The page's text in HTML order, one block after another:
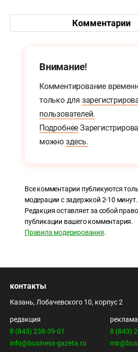
Комментарии
Внимание!
Комментирование
только для
пользователей.
Подробнее
можно здесь.
Все комментарии публикуются
модерации с задержкой 2-10 минут.
Редакция оставляет за собой
публикации вашего комментария.
Правила модерирования.
контакты
Казань, Лобачевского 10, корпус 2
редакция
8 (843) 238-39-01
info@business-gazeta.ru
реклама
8 (843)